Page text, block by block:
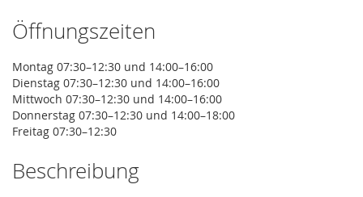
Öffnungszeiten
Montag 07:30–12:30 und 14:00–16:00
Dienstag 07:30–12:30 und 14:00–16:00
Mittwoch 07:30–12:30 und 14:00–16:00
Donnerstag 07:30–12:30 und 14:00–18:00
Freitag 07:30–12:30
Beschreibung